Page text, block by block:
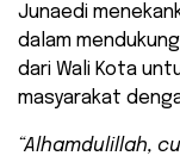
Junaedi
dalam
dari Wali Kota
masyarakat
“Alhamdulillah,